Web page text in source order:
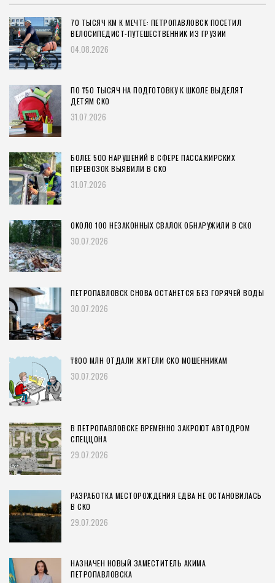
70 ТЫСЯЧ КМ К МЕЧТЕ: ПЕТРОПАВЛОВСК ПОСЕТИЛ
ВЕЛОСИПЕДИСТ-ПУТЕШЕСТВЕННИК ИЗ ГРУЗИИ
04.08.2026
ПО ₸50 ТЫСЯЧ НА ПОДГОТОВКУ К ШКОЛЕ ВЫДЕЛЯТ
ДЕТЯМ СКО
31.07.2026
БОЛЕЕ 500 НАРУШЕНИЙ В СФЕРЕ ПАССАЖИРСКИХ
ПЕРЕВОЗОК ВЫЯВИЛИ В СКО
31.07.2026
ОКОЛО 100 НЕЗАКОННЫХ СВАЛОК ОБНАРУЖИЛИ В СКО
30.07.2026
ПЕТРОПАВЛОВСК СНОВА ОСТАНЕТСЯ БЕЗ ГОРЯЧЕЙ ВОДЫ
30.07.2026
₸800 МЛН ОТДАЛИ ЖИТЕЛИ СКО МОШЕННИКАМ
30.07.2026
В ПЕТРОПАВЛОВСКЕ ВРЕМЕННО ЗАКРОЮТ АВТОДРОМ
СПЕЦЦОНА
29.07.2026
РАЗРАБОТКА МЕСТОРОЖДЕНИЯ ЕДВА НЕ ОСТАНОВИЛАСЬ
В СКО
29.07.2026
НАЗНАЧЕН НОВЫЙ ЗАМЕСТИТЕЛЬ АКИМА
ПЕТРОПАВЛОВСКА